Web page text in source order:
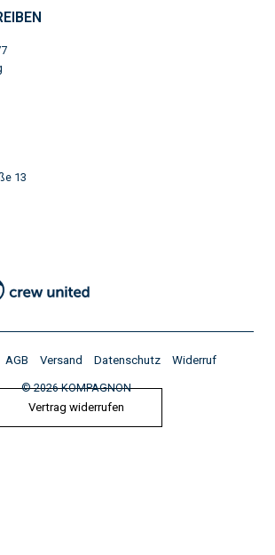
13
AGB Versand Datenschutz Widerruf
© 2026 KOMPAGNON
Vertrag widerrufen